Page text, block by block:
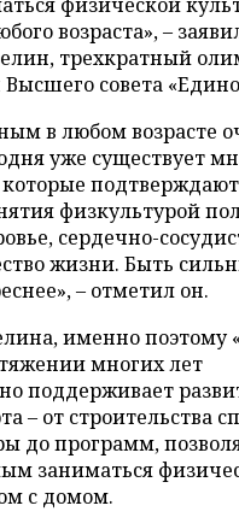
физической
возраста», –
трехкратный
совета
в любом возрасте
уже существует
физкультурой
сердечно-
жизни. Быть
– отметил он.
именно поэтому
многих лет
поддерживает
– от строительства
до программ,
заниматься
с домом.